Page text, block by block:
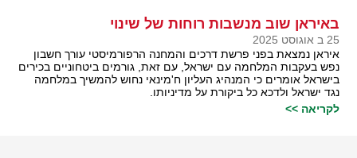
באיראן שוב מנשבות רוחות של שינוי
25 ב אוגוסט 2025
איראן נמצאת בפני פרשת דרכים והמחנה הרפורמיסטי עורך חשבון
נפש בעקבות המלחמה עם ישראל, עם זאת, גורמים ביטחוניים בכירים
בישראל אומרים כי המנהיג העליון ח'מינאי נחוש להמשיך במלחמה
נגד ישראל ולדכא כל ביקורת על מדיניותו.
לקריאה >>